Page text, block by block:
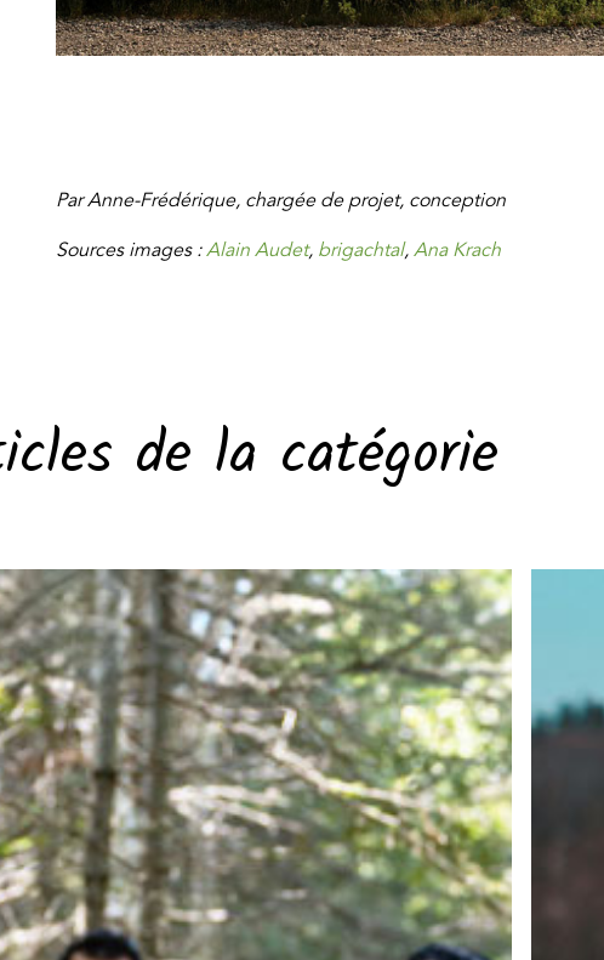
Par Anne-Frédérique, chargée de projet, conception
Sources images :Alain Audet, brigachtal, Ana Krach
de la catégorie